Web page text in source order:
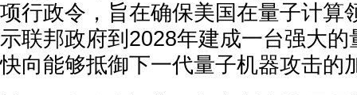
项行政令，旨在确保美国在量子计算
示联邦政府到2028年建成一台强大
快向能够抵御下一代量子机器攻击的